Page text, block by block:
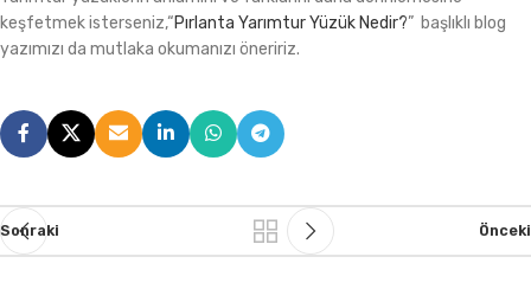
keşfetmek isterseniz,“Pırlanta Yarımtur Yüzük Nedir?” başlıklı blog
yazımızı da mutlaka okumanızı öneririz.
Sonraki Önceki